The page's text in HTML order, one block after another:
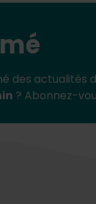
des actualités
? Abonnez-